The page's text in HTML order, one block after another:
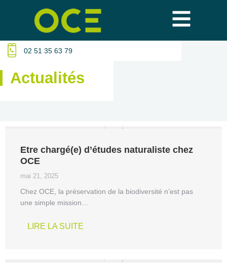
02 51 35 63 79
Actualités
Etre chargé(e) d’études naturaliste chez
OCE
mai 21, 2025
Chez OCE, la préservation de la biodiversité n’est pas
une simple mission…
LIRE LA SUITE